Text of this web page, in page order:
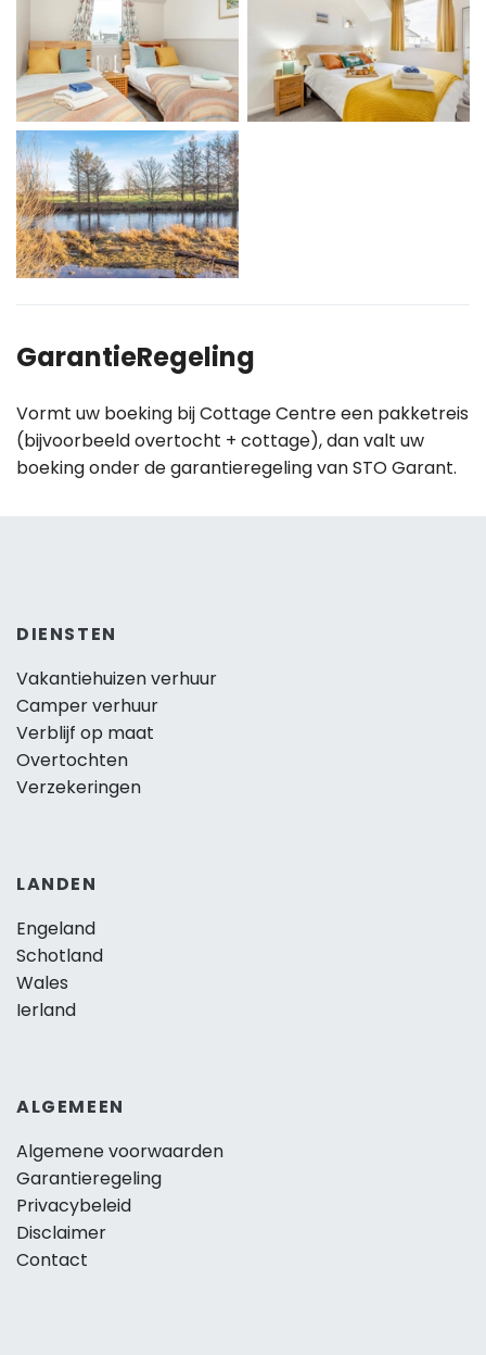
GarantieRegeling
Vormt uw boeking bij Cottage Centre een pakketreis
(bijvoorbeeld overtocht + cottage), dan valt uw
boeking onder de garantieregeling van STO Garant.
DIENSTEN
Vakantiehuizen verhuur
Camper verhuur
Verblijf op maat
Overtochten
Verzekeringen
LANDEN
Engeland
Schotland
Wales
Ierland
ALGEMEEN
Algemene voorwaarden
Garantieregeling
Privacybeleid
Disclaimer
Contact